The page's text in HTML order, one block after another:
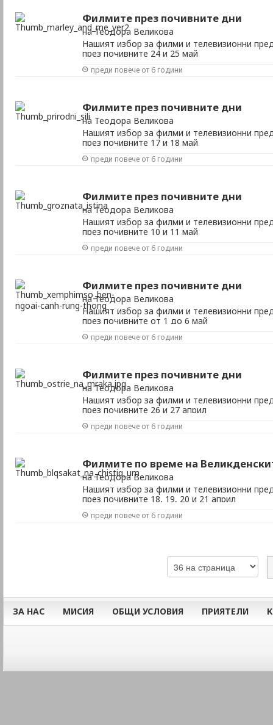
Филмите през почивните дни
на Теодора Великова
Нашият избор за филми и телевизионни
през почивните 24 и 25 май
преди повече от 6 години
Филмите през почивните дни
на Теодора Великова
Нашият избор за филми и телевизионни
през почивните 17 и 18 май
преди повече от 6 години
Филмите през почивните дни
на Теодора Великова
Нашият избор за филми и телевизионни
през почивните 10 и 11 май
преди повече от 6 години
Филмите през почивните дни
на Теодора Великова
Нашият избор за филми и телевизионни
през почивните от 1 до 6 май
преди повече от 6 години
Филмите през почивните дни
на Теодора Великова
Нашият избор за филми и телевизионни
през почивните 26 и 27 април
преди повече от 6 години
Филмите по време на
на Теодора Великова
Нашият избор за филми и телевизионни
през почивните 18, 19, 20 и 21 април
преди повече от 6 години
ЗА НАС МИСИЯ ОБЩИ УСЛОВИЯ ПРИЯТЕЛИ